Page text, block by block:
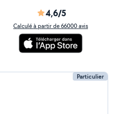
4,6/5
Calculé à partir de 66000 avis
Particulier